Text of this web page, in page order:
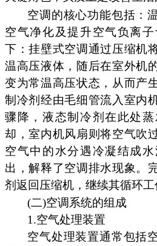
空调的核心功能包括：
空气净化及提升空气负离
下：挂壁式空调通过压缩机
温高压液体，随后在室外机
变为常温高压状态，从而产
制冷剂经由毛细管流入室内
骤降，液态制冷剂在此处
却，室内机风扇则将空气吹
空气中的水分遇冷凝结成
出，解释了空调排水现象。
剂返回压缩机，继续其循环工
(二)空调系统的组成
1.空气处理装置
空气处理装置通常包括